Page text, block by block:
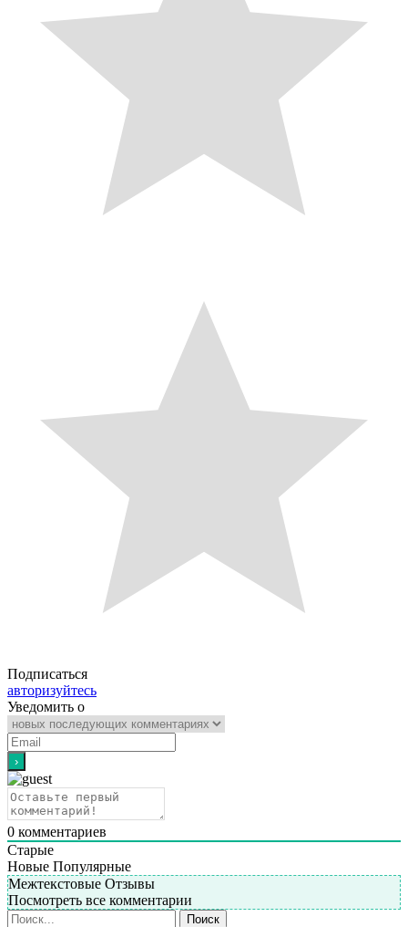
Подписаться
авторизуйтесь
Уведомить о
0 комментариев
Старые
Новые Популярные
Межтекстовые Отзывы
Посмотреть все комментарии